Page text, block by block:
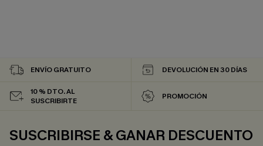
ENVÍO GRATUITO DEVOLUCIÓN EN 30 DÍAS
10 % DTO. AL
SUSCRIBIRTE
PROMOCIÓN
SUSCRIBIRSE & GANAR DESCUENTO